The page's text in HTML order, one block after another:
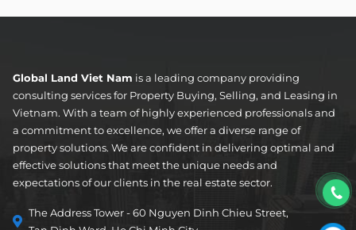
Global Land Viet Nam is a leading company providing
consulting services for Property Buying, Selling, and Leasing in
Vietnam. With a team of highly experienced professionals and
a commitment to excellence, we offer a diverse range of
property solutions. We are confident in delivering optimal and
effective solutions that meet the unique needs and
expectations of our clients in the real estate sector.
The Address Tower - 60 Nguyen Dinh Chieu Street,